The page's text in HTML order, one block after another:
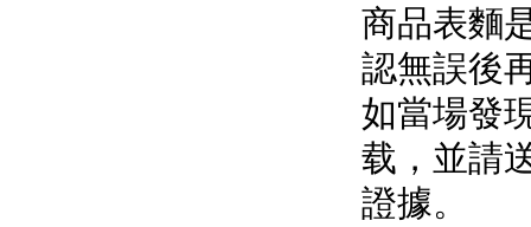
商品表麵是
認無誤後再
如當場發現
载，並
證據。